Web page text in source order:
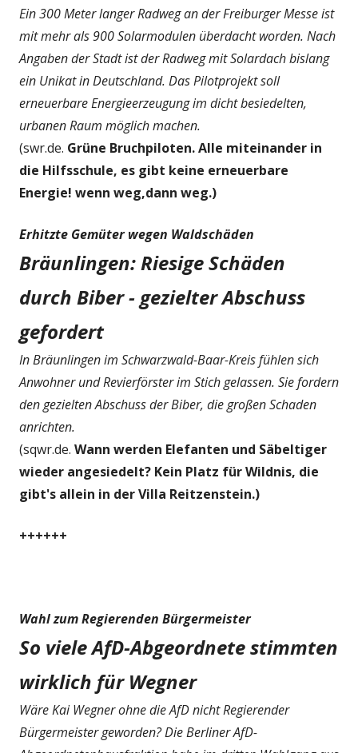
Ein 300 Meter langer Radweg an der Freiburger Messe ist
mit mehr als 900 Solarmodulen überdacht worden. Nach
Angaben der Stadt ist der Radweg mit Solardach bislang
ein Unikat in Deutschland. Das Pilotprojekt soll
erneuerbare Energieerzeugung im dicht besiedelten,
urbanen Raum möglich machen.
(swr.de. Grüne Bruchpiloten. Alle miteinander in
die Hilfsschule, es gibt keine erneuerbare
Energie! wenn weg,dann weg.)
Erhitzte Gemüter wegen Waldschäden
Bräunlingen: Riesige Schäden
durch Biber - gezielter Abschuss
gefordert
In Bräunlingen im Schwarzwald-Baar-Kreis fühlen sich
Anwohner und Revierförster im Stich gelassen. Sie fordern
den gezielten Abschuss der Biber, die großen Schaden
anrichten.
(sqwr.de. Wann werden Elefanten und Säbeltiger
wieder angesiedelt? Kein Platz für Wildnis, die
gibt's allein in der Villa Reitzenstein.)
++++++
Wahl zum Regierenden Bürgermeister
So viele AfD-Abgeordnete stimmten
wirklich für Wegner
Wäre Kai Wegner ohne die AfD nicht Regierender
Bürgermeister geworden? Die Berliner AfD-